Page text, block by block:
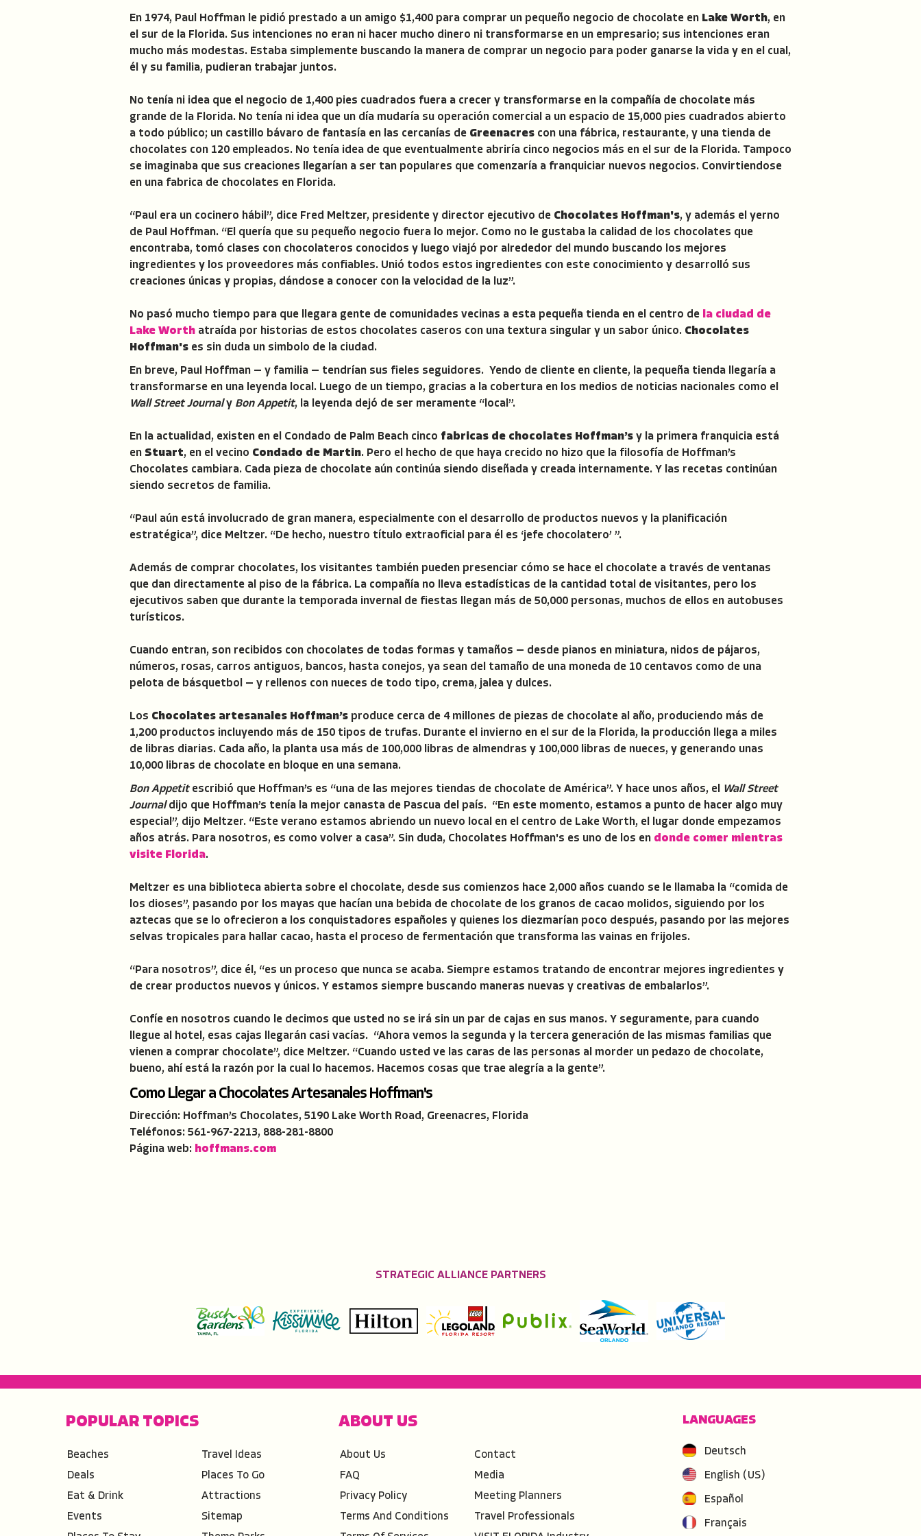
En 1974, Paul Hoffman le pidió prestado a un amigo $1,400 para comprar un pequeño negocio de chocolate en Lake Worth, en
el sur de la Florida. Sus intenciones no eran ni hacer mucho dinero ni transformarse en un empresario; sus intenciones eran
mucho más modestas. Estaba simplemente buscando la manera de comprar un negocio para poder ganarse la vida y en el cual,
él y su familia, pudieran trabajar juntos.
No tenía ni idea que el negocio de 1,400 pies cuadrados fuera a crecer y transformarse en la compañía de chocolate más
grande de la Florida. No tenía ni idea que un día mudaría su operación comercial a un espacio de 15,000 pies cuadrados abierto
a todo público; un castillo bávaro de fantasía en las cercanías de Greenacres con una fábrica, restaurante, y una tienda de
chocolates con 120 empleados. No tenía idea de que eventualmente abriría cinco negocios más en el sur de la Florida. Tampoco
se imaginaba que sus creaciones llegarían a ser tan populares que comenzaría a franquiciar nuevos negocios. Convirtiendose
en una fabrica de chocolates en Florida.
“Paul era un cocinero hábil”, dice Fred Meltzer, presidente y director ejecutivo de Chocolates Hoffman's, y además el yerno
de Paul Hoffman. “El quería que su pequeño negocio fuera lo mejor. Como no le gustaba la calidad de los chocolates que
encontraba, tomó clases con chocolateros conocidos y luego viajó por alrededor del mundo buscando los mejores
ingredientes y los proveedores más confiables. Unió todos estos ingredientes con este conocimiento y desarrolló sus
creaciones únicas y propias, dándose a conocer con la velocidad de la luz”.
No pasó mucho tiempo para que llegara gente de comunidades vecinas a esta pequeña tienda en el centro de
la ciudad de
Lake Worth atraída por historias de estos chocolates caseros con una textura singular y un sabor único. Chocolates
Hoffman's es sin duda un simbolo de la ciudad.
En breve, Paul Hoffman — y familia — tendrían sus fieles seguidores. Yendo de cliente en cliente, la pequeña tienda llegaría a
transformarse en una leyenda local. Luego de un tiempo, gracias a la cobertura en los medios de noticias nacionales como el
Wall Street Journaly Bon Appetit, la leyenda dejó de ser meramente “local”.
En la actualidad, existen en el Condado de Palm Beach cinco fabricas de chocolates Hoffman’s y la primera franquicia está
en Stuart, en el vecino Condado de Martin. Pero el hecho de que haya crecido no hizo que la filosofía de Hoffman’s
Chocolates cambiara. Cada pieza de chocolate aún continúa siendo diseñada y creada internamente. Y las recetas continúan
siendo secretos de familia.
“Paul aún está involucrado de gran manera, especialmente con el desarrollo de productos nuevos y la planificación
estratégica”, dice Meltzer. “De hecho, nuestro título extraoficial para él es ‘jefe chocolatero’ ”.
Además de comprar chocolates, los visitantes también pueden presenciar cómo se hace el chocolate a través de ventanas
que dan directamente al piso de la fábrica. La compañía no lleva estadísticas de la cantidad total de visitantes, pero los
ejecutivos saben que durante la temporada invernal de fiestas llegan más de 50,000 personas, muchos de ellos en autobuses
turísticos.
Cuando entran, son recibidos con chocolates de todas formas y tamaños — desde pianos en miniatura, nidos de pájaros,
números, rosas, carros antiguos, bancos, hasta conejos, ya sean del tamaño de una moneda de 10 centavos como de una
pelota de básquetbol — y rellenos con nueces de todo tipo, crema, jalea y dulces.
Los Chocolates artesanales Hoffman’s produce cerca de 4 millones de piezas de chocolate al año, produciendo más de
1,200 productos incluyendo más de 150 tipos de trufas. Durante el invierno en el sur de la Florida, la producción llega a miles
de libras diarias. Cada año, la planta usa más de 100,000 libras de almendras y 100,000 libras de nueces, y generando unas
10,000 libras de chocolate en bloque en una semana.
Bon Appetitescribió que Hoffman’s es “una de las mejores tiendas de chocolate de América”. Y hace unos años, el
Wall Street
Journaldijo que Hoffman’s tenía la mejor canasta de Pascua del país. “En este momento, estamos a punto de hacer algo muy
especial”, dijo Meltzer. “Este verano estamos abriendo un nuevo local en el centro de Lake Worth, el lugar donde empezamos
años atrás. Para nosotros, es como volver a casa”. Sin duda, Chocolates Hoffman's es uno de los en donde comer mientras
visite Florida.
Meltzer es una biblioteca abierta sobre el chocolate, desde sus comienzos hace 2,000 años cuando se le llamaba la “comida de
los dioses”, pasando por los mayas que hacían una bebida de chocolate de los granos de cacao molidos, siguiendo por los
aztecas que se lo ofrecieron a los conquistadores españoles y quienes los diezmarían poco después, pasando por las mejores
selvas tropicales para hallar cacao, hasta el proceso de fermentación que transforma las vainas en frijoles.
“Para nosotros”, dice él, “es un proceso que nunca se acaba. Siempre estamos tratando de encontrar mejores ingredientes y
de crear productos nuevos y únicos. Y estamos siempre buscando maneras nuevas y creativas de embalarlos”.
Confíe en nosotros cuando le decimos que usted no se irá sin un par de cajas en sus manos. Y seguramente, para cuando
llegue al hotel, esas cajas llegarán casi vacías. “Ahora vemos la segunda y la tercera generación de las mismas familias que
vienen a comprar chocolate”, dice Meltzer. “Cuando usted ve las caras de las personas al morder un pedazo de chocolate,
bueno, ahí está la razón por la cual lo hacemos. Hacemos cosas que trae alegría a la gente”.
Como Llegar a Chocolates Artesanales Hoffman's
Dirección: Hoffman’s Chocolates, 5190 Lake Worth Road, Greenacres, Florida
Teléfonos: 561-967-2213, 888-281-8800
Página web: hoffmans.com
STRATEGIC ALLIANCE PARTNERS
POPULAR TOPICS
Beaches
Deals
Eat & Drink
Events
Travel Ideas
Places To Go
Attractions
Sitemap
ABOUT US
About Us
FAQ
Privacy Policy
Terms And Conditions
Contact
Media
Meeting Planners
Travel Professionals
LANGUAGES
Deutsch
English (US)
Español
Français